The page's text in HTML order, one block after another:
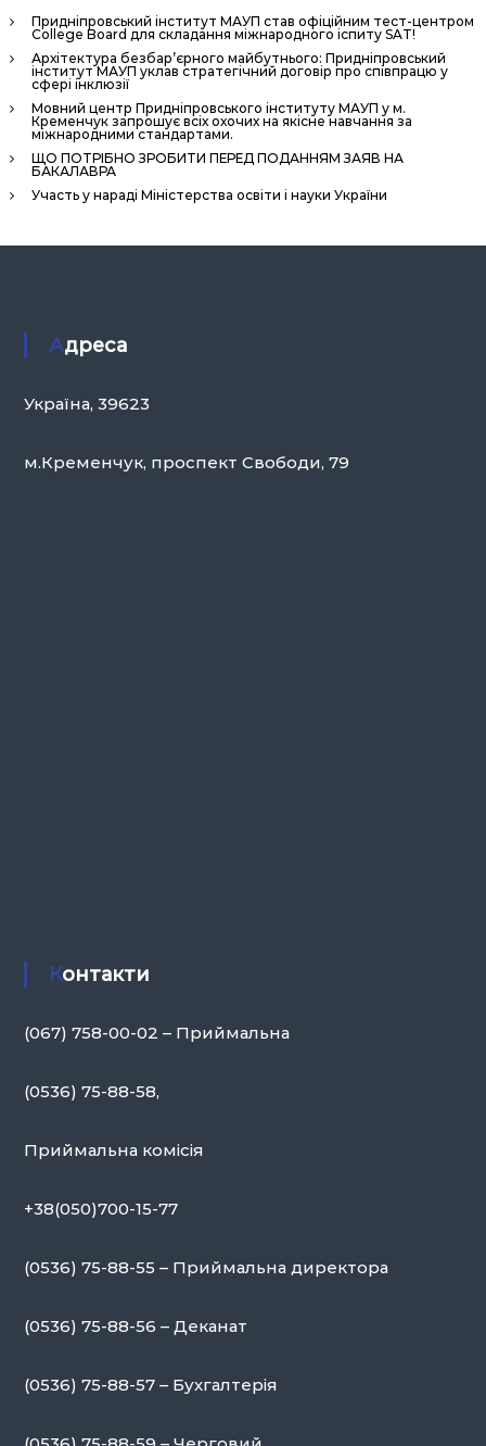
н
н
я
е
р
о
Придніпровський інститут МАУП став офіційним тест-центром
College Board для складання міжнародного іспиту SAT!
Архітектура безбар’єрного майбутнього: Придніпровський
інститут МАУП уклав стратегічний договір про співпрацю у
сфері інклюзії
Мовний центр Придніпровського інституту МАУП у м.
Кременчук запрошує всіх охочих на якісне навчання за
міжнародними стандартами.
ЩО ПОТРІБНО ЗРОБИТИ ПЕРЕД ПОДАННЯМ ЗАЯВ НА
БАКАЛАВРА
Участь у нараді Міністерства освіти і науки України
Адреса
Україна, 39623
м.Кременчук, проспект Свободи, 79
Контакти
(067) 758-00-02 – Приймальна
(0536) 75-88-58,
Приймальна комісія
+38(050)700-15-77
(0536) 75-88-55 – Приймальна директора
(0536) 75-88-56 – Деканат
(0536) 75-88-57 – Бухгалтерія